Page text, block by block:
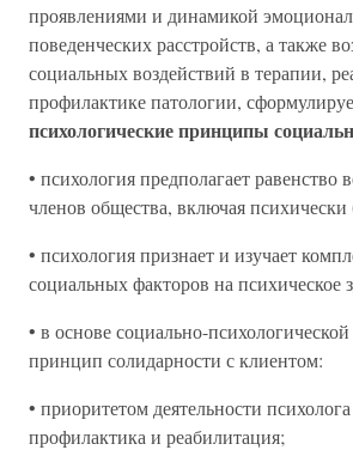
проявлениями и динамикой
поведенческих расстройств, а также
социальных воздействий в терапии,
профилактике патологии,
психологические принципы
• психология предполагает равенство
членов общества, включая
• психология признает и изучает
социальных факторов на психическое
• в основе социально-
принцип солидарности с клиентом:
• приоритетом деятельности психолога
профилактика и реабилитация;